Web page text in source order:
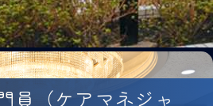
員（ケアマネジャ